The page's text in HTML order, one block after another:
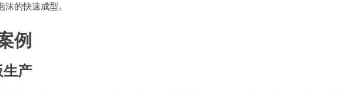
的快速成型。
例
生产